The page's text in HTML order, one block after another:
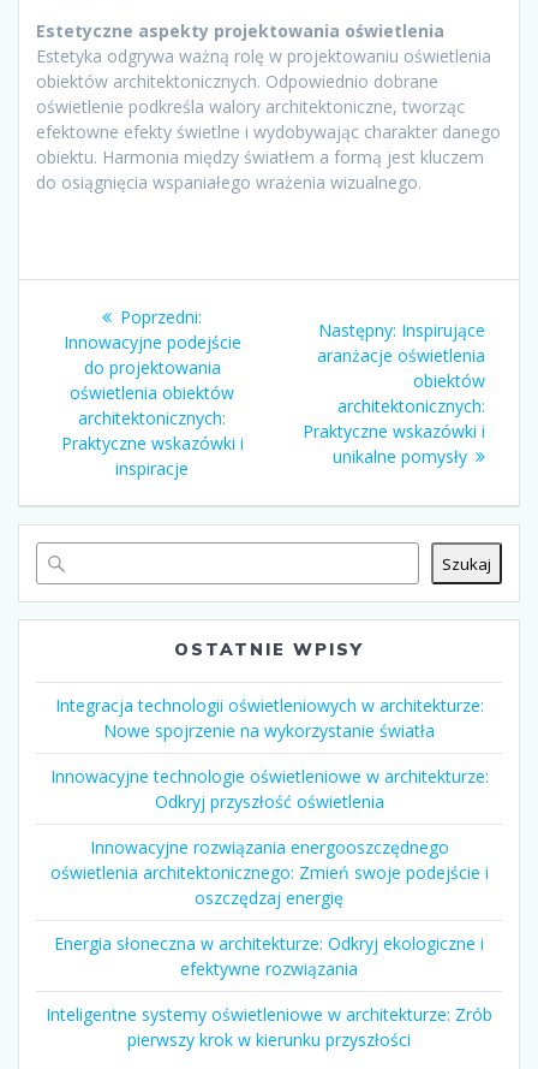
Estetyczne aspekty projektowania oświetlenia
Estetyka odgrywa ważną rolę w projektowaniu oświetlenia
obiektów architektonicznych. Odpowiednio dobrane
oświetlenie podkreśla walory architektoniczne, tworząc
efektowne efekty świetlne i wydobywając charakter danego
obiektu. Harmonia między światłem a formą jest kluczem
do osiągnięcia wspaniałego wrażenia wizualnego.
Nawigacja
wpisu
Poprzedni:
wpis:
Innowacyjne podejście
do projektowania
oświetlenia obiektów
architektonicznych:
Praktyczne wskazówki i
inspiracje
Następny: Następny
wpis:
Inspirujące
aranżacje oświetlenia
obiektów
architektonicznych:
Praktyczne wskazówki i
unikalne pomysły
Szukaj
OSTATNIE WPISY
Integracja technologii oświetleniowych w architekturze:
Nowe spojrzenie na wykorzystanie światła
Innowacyjne technologie oświetleniowe w architekturze:
Odkryj przyszłość oświetlenia
Innowacyjne rozwiązania energooszczędnego
oświetlenia architektonicznego: Zmień swoje podejście i
oszczędzaj energię
Energia słoneczna w architekturze: Odkryj ekologiczne i
efektywne rozwiązania
Inteligentne systemy oświetleniowe w architekturze: Zrób
pierwszy krok w kierunku przyszłości